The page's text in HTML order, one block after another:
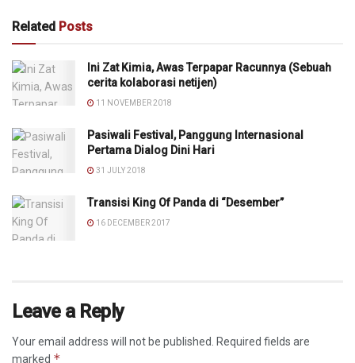
Related Posts
Ini Zat Kimia, Awas Terpapar Racunnya (Sebuah
cerita kolaborasi netijen)
11 NOVEMBER 2018
Pasiwali Festival, Panggung Internasional
Pertama Dialog Dini Hari
31 JULY 2018
Transisi King Of Panda di “Desember”
16 DECEMBER 2017
Leave a Reply
Your email address will not be published. Required fields are
marked *